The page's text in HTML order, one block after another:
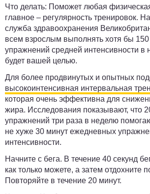
Что делать: Поможет любая
главное – регулярность тренировок.
служба здравоохранения
всем взрослым выполнять хотя бы
упражнений средней интенсивности в
будет вашей целью.
Для более продвинутых и опытных
высокоинтенсивная интервальная
которая очень эффективна для
жира. Исследования показывают, что
упражнений три раза в неделю
не хуже 30 минут ежедневных
интенсивности.
Начните с бега. В течение 40 секунд
как только можете, а затем отдохните
Повторяйте в течение 20 минут.